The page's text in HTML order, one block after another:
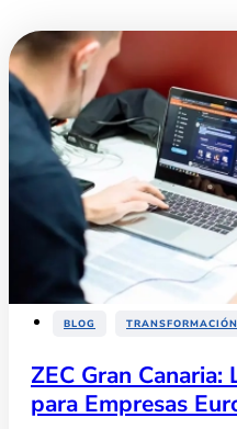
BLOG
ZEC Gran Canaria:
para Empresas